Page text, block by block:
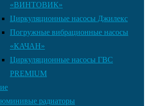
«ВИНТОВИК»
Циркуляционные насосы Джилекс
Погружные вибрационные насосы
«КАЧАН»
Циркуляционные насосы ГВС
PREMIUM
радиаторы